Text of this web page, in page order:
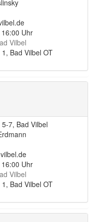
Uhr
Vilbel
Bad Vilbel OT
7, Bad Vilbel
Uhr
Vilbel
Bad Vilbel OT